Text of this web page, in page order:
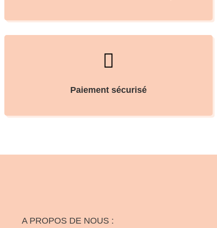

Paiement sécurisé
A PROPOS DE NOUS :